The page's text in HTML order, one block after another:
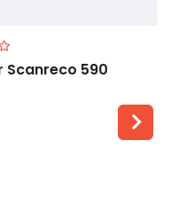
Scanreco 590